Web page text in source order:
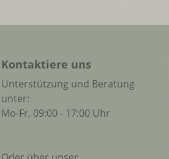
Kontaktiere uns
Unterstützung und Beratung
unter:
Mo-Fr, 09:00 - 17:00 Uhr